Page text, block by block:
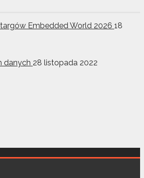
Embedded World 2026 18
danych 28 listopada 2022